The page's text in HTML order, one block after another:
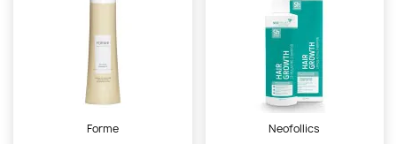
Forme Neofollics